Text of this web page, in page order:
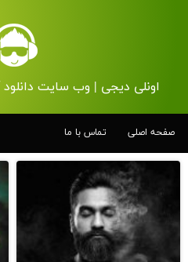
اونلی دیجی | وب سایت
صفحه اصلی تماس با ما